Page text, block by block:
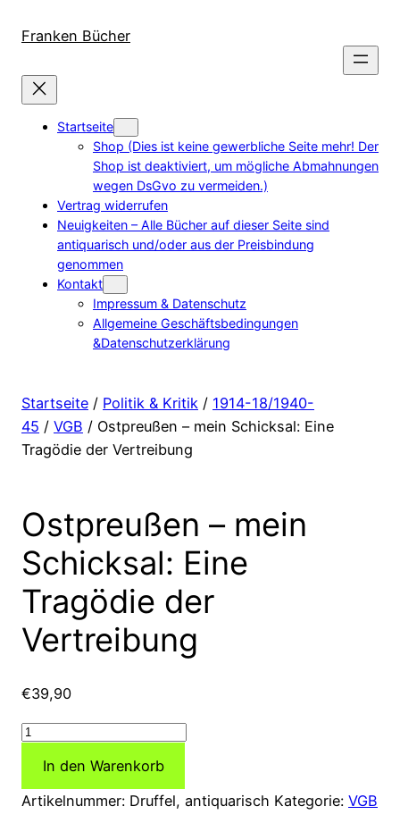
zum
wechseln
Franken Bücher
Startseite
Shop (Dies ist keine gewerbliche Seite mehr! Der
Shop ist deaktiviert, um mögliche Abmahnungen
wegen DsGvo zu vermeiden.)
Vertrag widerrufen
Neuigkeiten – Alle Bücher auf dieser Seite sind
antiquarisch und/oder aus der Preisbindung
genommen
Kontakt
Impressum & Datenschutz
Allgemeine Geschäftsbedingungen
&Datenschutzerklärung
Startseite / Politik & Kritik / 1914-18/1940-
45 / VGB / Ostpreußen – mein Schicksal: Eine
Tragödie der Vertreibung
Ostpreußen – mein
Schicksal: Eine
Tragödie der
Vertreibung
€39,90
Ostpreußen
mein
Schicksal:
In den Warenkorb
Artikelnummer: Druffel, antiquarisch Kategorie: VGB